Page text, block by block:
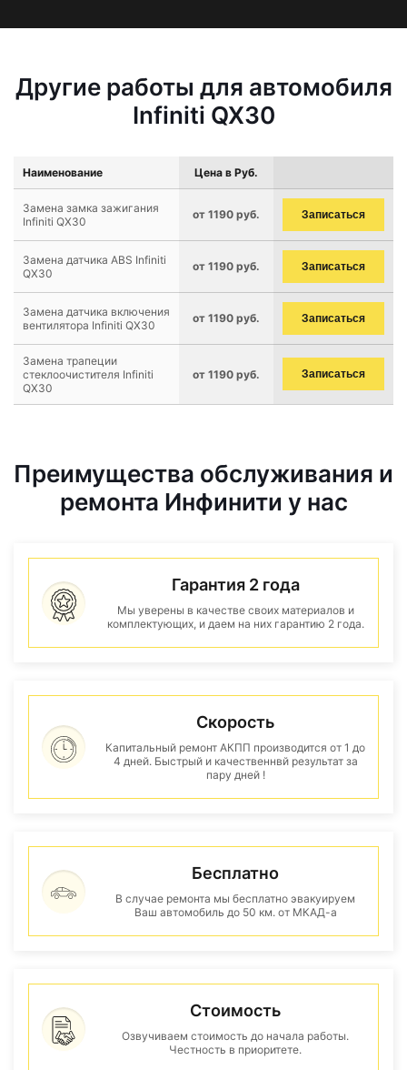
Другие работы для автомобиля
Infiniti QX30
Наименование Цена в Руб.
Замена замка зажигания
Infiniti QX30
от 1190 руб. Записаться
Замена датчика ABS Infiniti
QX30
от 1190 руб. Записаться
Замена датчика включения
вентилятора Infiniti QX30
от 1190 руб. Записаться
Замена трапеции
стеклоочистителя Infiniti
QX30
от 1190 руб. Записаться
Преимущества обслуживания и
ремонта Инфинити у нас
Гарантия 2 года
Мы уверены в качестве своих материалов и
комплектующих, и даем на них гарантию 2 года.
Скорость
Капитальный ремонт АКПП производится от 1 до
4 дней. Быстрый и качественнвй результат за
пару дней !
Бесплатно
В случае ремонта мы бесплатно эвакуируем
Ваш автомобиль до 50 км. от МКАД-а
Стоимость
Озвучиваем стоимость до начала работы.
Честность в приоритете.